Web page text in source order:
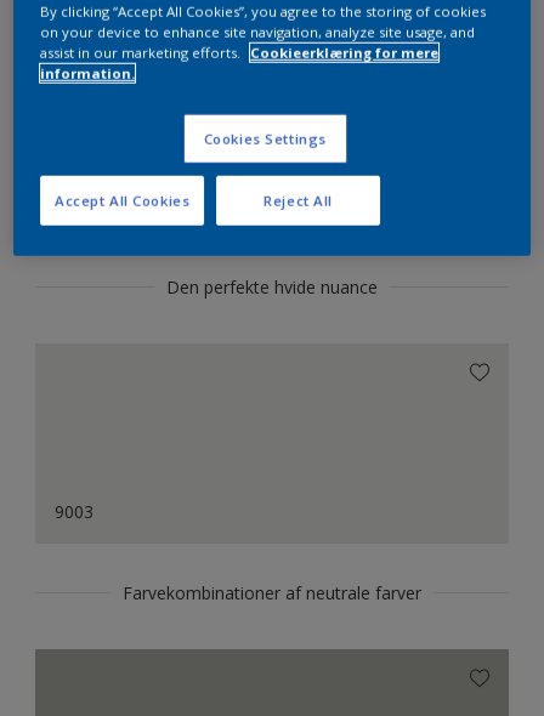
Visualiser farven på din væg
Anbefalede
farvekombinationer
Den perfekte hvide nuance
9003
Farvekombinationer af neutrale farver
By clicking “Accept All Cookies”, you agree to the storing of cookies
on your device to enhance site navigation, analyze site usage, and
assist in our marketing efforts.
Cookieerklæring for mere
information.
Cookies Settings
Reject All
Accept All Cookies